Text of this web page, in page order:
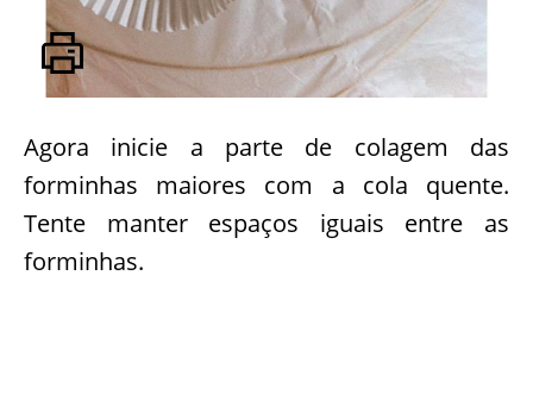
Agora inicie a parte de colagem das
forminhas maiores com a cola quente.
Tente manter espaços iguais entre as
forminhas.